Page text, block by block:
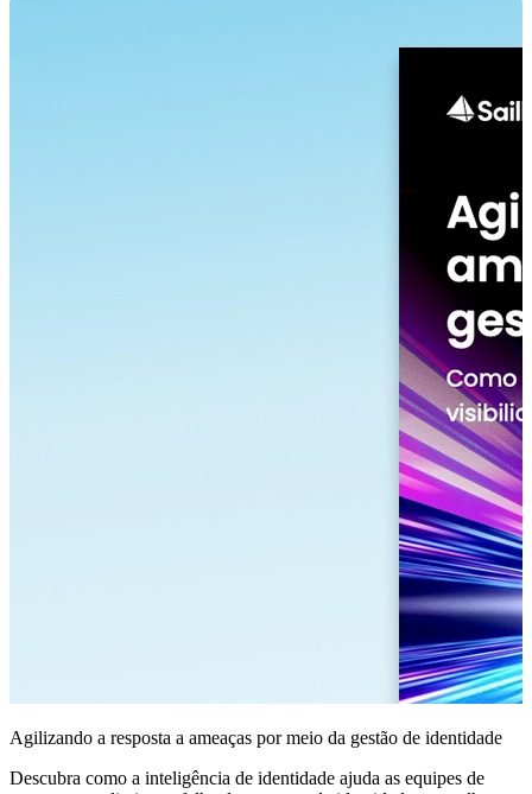
Agilizando a resposta a ameaças por meio da gestão de identidade
Descubra como a inteligência de identidade ajuda as equipes de